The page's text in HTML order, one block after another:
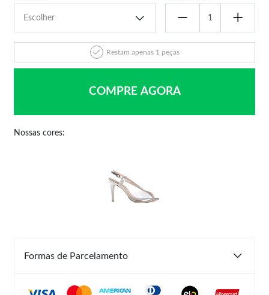
Restam apenas 1 peças
COMPRE AGORA
Nossas cores:
Formas de Parcelamento